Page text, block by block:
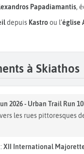
Papadiamantis,
depuis Kastroou l’église
à Skiathos
2026 - Urban Trail Run
les rues pittoresques
XII International Majorette